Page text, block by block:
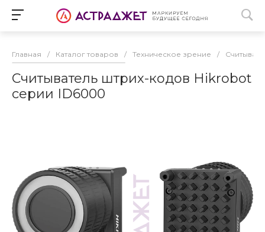
Главная / Каталог товаров / Техническое зрение /
Считыватель штрих-кодов Hikrobot
серии ID6000